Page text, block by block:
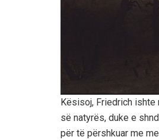
Kësisoj, Friedrich
së natyrës, duke e
për të përshkuar me